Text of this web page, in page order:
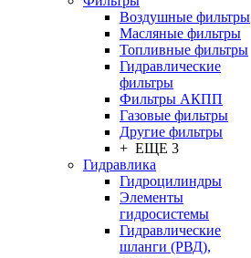
Воздушные фильтры
Масляные фильтры
Топливные фильтры
Гидравлические
фильтры
Фильтры АКПП
Газовые фильтры
Другие фильтры
+ ЕЩЕ 3
Гидравлика
Гидроцилиндры
Элементы
гидросистемы
Гидравлические
шланги (РВД),